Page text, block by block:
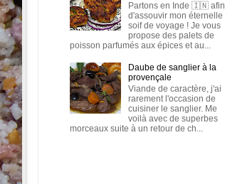
Partons en Inde 🇮🇳 afin
d'assouvir mon éternelle
soif de voyage ! Je vous
propose des palets de
poisson parfumés aux épices et au...
Daube de sanglier à la
provençale
Viande de caractère, j'ai
rarement l'occasion de
cuisiner le sanglier. Me
voilà avec de superbes
morceaux suite à un retour de ch...